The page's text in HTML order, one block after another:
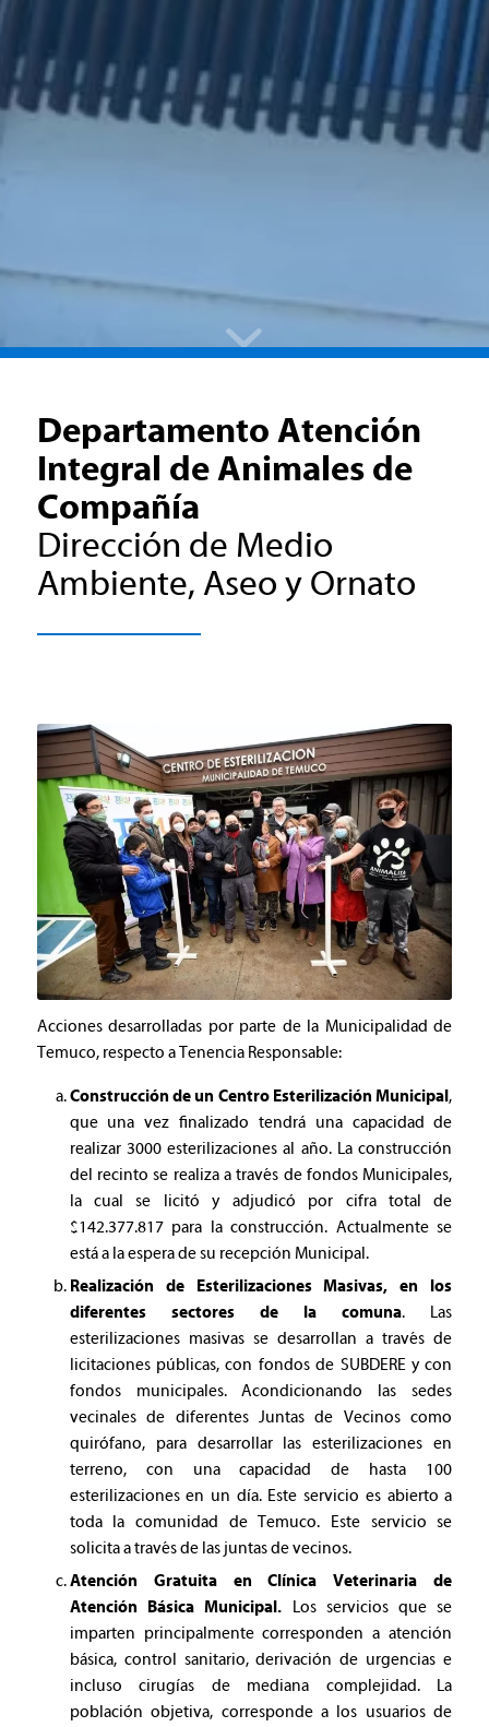
Departamento Atención
Integral de Animales de
Compañía
Dirección de Medio
Ambiente, Aseo y Ornato
Acciones desarrolladas por parte de la Municipalidad de
Temuco, respecto a Tenencia Responsable:
Construcción de un Centro Esterilización Municipal,
que una vez finalizado tendrá una capacidad de
realizar 3000 esterilizaciones al año. La construcción
del recinto se realiza a través de fondos Municipales,
la cual se licitó y adjudicó por cifra total de
$142.377.817 para la construcción. Actualmente se
está a la espera de su recepción Municipal.
Realización de Esterilizaciones Masivas, en los
diferentes sectores de la comuna. Las
esterilizaciones masivas se desarrollan a través de
licitaciones públicas, con fondos de SUBDERE y con
fondos municipales. Acondicionando las sedes
vecinales de diferentes Juntas de Vecinos como
quirófano, para desarrollar las esterilizaciones en
terreno, con una capacidad de hasta 100
esterilizaciones en un día. Este servicio es abierto a
toda la comunidad de Temuco. Este servicio se
solicita a través de las juntas de vecinos.
Atención Gratuita en Clínica Veterinaria de
Atención Básica Municipal. Los servicios que se
imparten principalmente corresponden a atención
básica, control sanitario, derivación de urgencias e
incluso cirugías de mediana complejidad. La
población objetiva, corresponde a los usuarios de